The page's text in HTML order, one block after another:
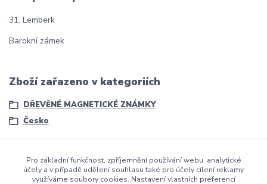
31. Lemberk
Barokní zámek
Zboží zařazeno v kategoriích
DŘEVĚNÉ MAGNETICKÉ ZNÁMKY
Česko
Pro základní funkčnost, zpříjemnění používání webu, analytické
účely a v případě udělení souhlasu také pro účely cílení reklamy
využíváme soubory cookies. Nastavení vlastních preferencí